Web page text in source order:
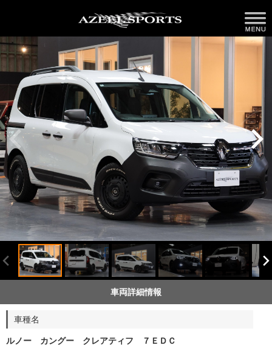
車両詳細情報
車種名
ルノー カングー クレアティフ ７ＥＤＣ